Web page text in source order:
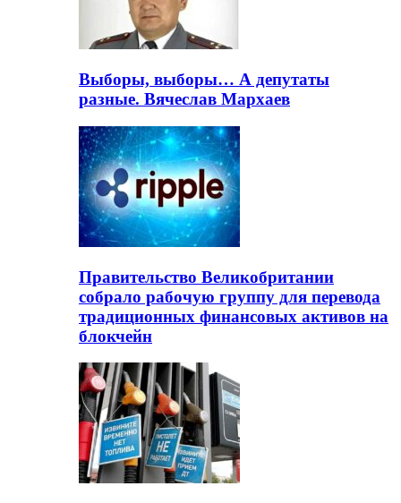
Выборы, выборы… А депутаты
разные. Вячеслав Мархаев
Правительство Великобритании
собрало рабочую группу для перевода
традиционных финансовых активов на
блокчейн